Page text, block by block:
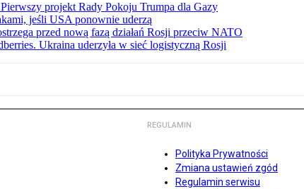
projekt Rady Pokoju Trumpa dla Gazy
jeśli USA ponownie uderzą
przed nową fazą działań Rosji przeciw NATO
Ukraina uderzyła w sieć logistyczną Rosji
REGULAMIN
Polityka Prywatności
Zmiana ustawień zgód
Regulamin serwisu